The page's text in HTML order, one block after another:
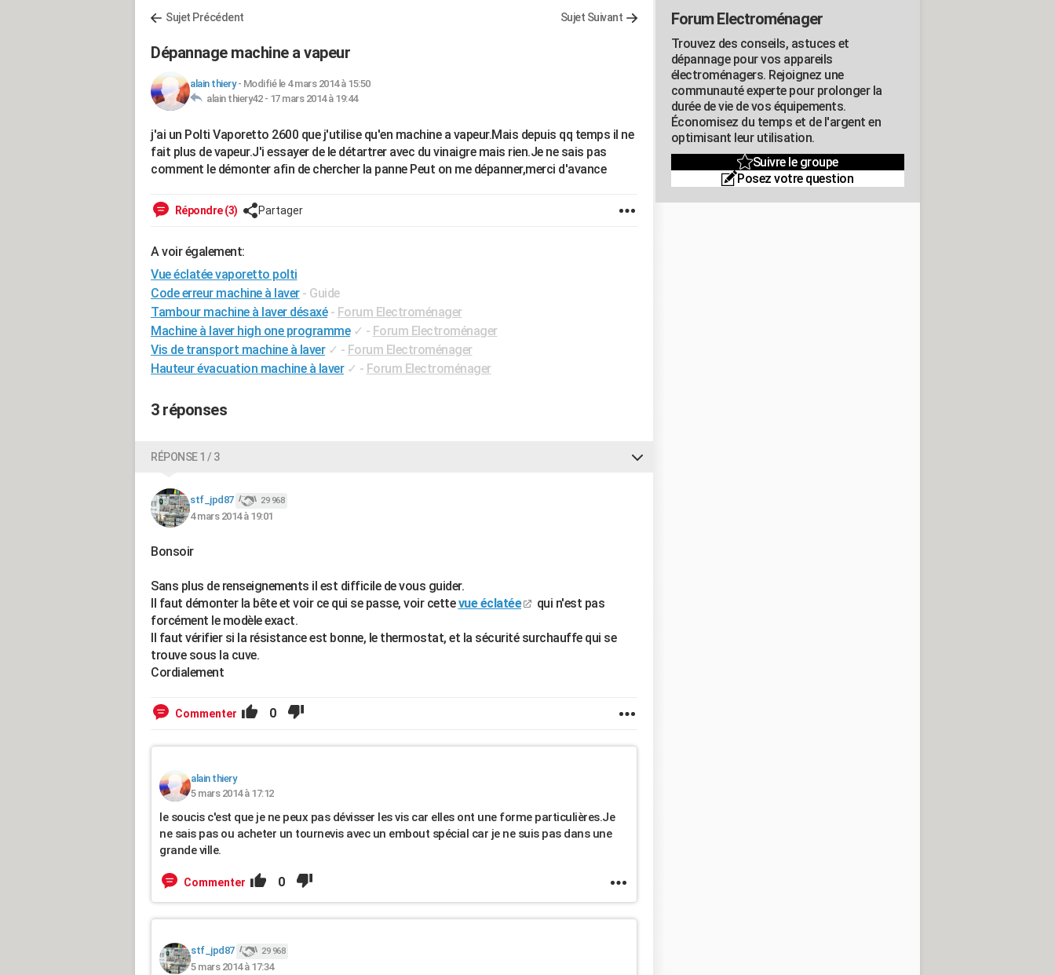
Sujet Précédent Sujet Suivant
Dépannage machine a vapeur
alain thiery- Modifié le 4 mars 2014 à 15:50
alain thiery42 - 17 mars 2014 à 19:44
j'ai un Polti Vaporetto 2600 que j'utilise qu'en machine a vapeur.Mais depuis qq temps il ne
fait plus de vapeur.J'i essayer de le détartrer avec du vinaigre mais rien.Je ne sais pas
comment le démonter afin de chercher la panne Peut on me dépanner,merci d'avance
Répondre (3) Partager
A voir également:
Vue éclatée vaporetto polti
Code erreur machine à laver - Guide
Tambour machine à laver désaxé - Forum Electroménager
Machine à laver high one programme ✓ - Forum Electroménager
Vis de transport machine à laver ✓ - Forum Electroménager
Hauteur évacuation machine à laver ✓ - Forum Electroménager
3 réponses
RÉPONSE 1 / 3
stf_jpd87 29 968
4 mars 2014 à 19:01
Bonsoir
Sans plus de renseignements il est difficile de vous guider.
Il faut démonter la bête et voir ce qui se passe, voir cettevue éclatée
qui n'est pas
forcément le modèle exact.
Il faut vérifier si la résistance est bonne, le thermostat, et la sécurité surchauffe qui se
trouve sous la cuve.
Cordialement
Commenter 0
alain thiery
5 mars 2014 à 17:12
le soucis c'est que je ne peux pas dévisser les vis car elles ont une forme particulières.Je
ne sais pas ou acheter un tournevis avec un embout spécial car je ne suis pas dans une
grande ville.
Commenter 0
stf_jpd87 29 968
5 mars 2014 à 17:34
Forum Electroménager
Trouvez des conseils, astuces et
dépannage pour vos appareils
électroménagers. Rejoignez une
communauté experte pour prolonger la
durée de vie de vos équipements.
Économisez du temps et de l'argent en
optimisant leur utilisation.
Suivre le groupe
Posez votre question